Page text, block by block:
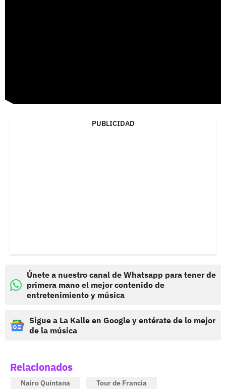
PUBLICIDAD
Únete a nuestro canal de Whatsapp para tener de
primera mano el mejor contenido de
entretenimiento y música
Sigue a La Kalle en Google y entérate de lo mejor
de la música
Relacionados
Nairo Quintana
Tour de Francia